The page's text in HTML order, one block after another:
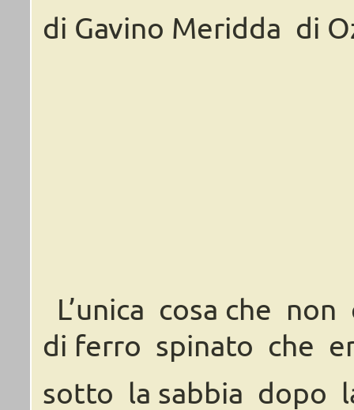
di Gavino Meridda di
L’unica cosa che non
di ferro spinato che
sotto la sabbia dopo